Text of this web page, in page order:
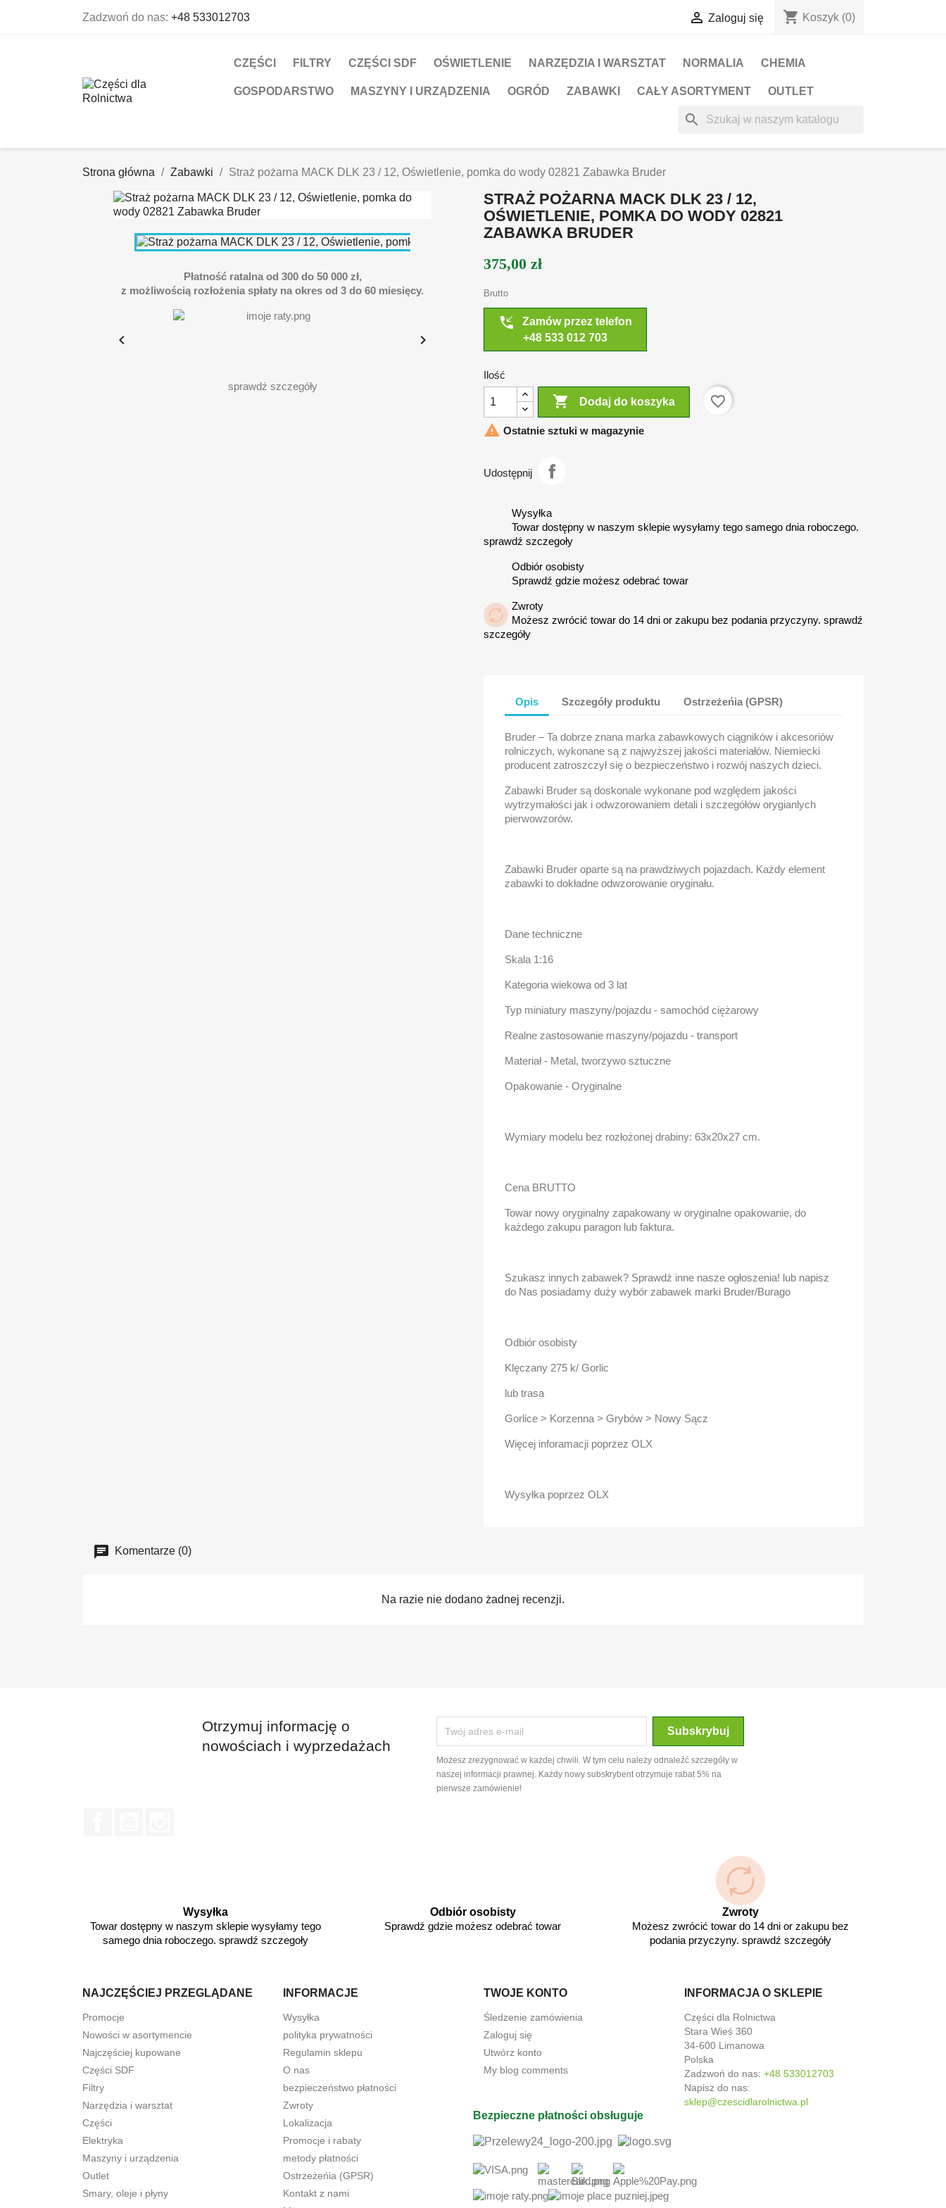
Zadzwoń do nas: +48 533012703  Zaloguj się shopping_cart Koszyk (0)
CZĘŚCI FILTRY CZĘŚCI SDF OŚWIETLENIE NARZĘDZIA I WARSZTAT NORMALIA CHEMIA
GOSPODARSTWO MASZYNY I URZĄDZENIA OGRÓD ZABAWKI CAŁY ASORTYMENT OUTLET
search
Strona główna Zabawki Straż pożarna MACK DLK 23 / 12, Oświetlenie, pomka do wody 02821 Zabawka Bruder
Płatność ratalna od 300 do 50 000 zł,
z możliwością rozłożenia spłaty na okres od 3 do 60 miesięcy.
sprawdź szczegóły
 
STRAŻ POŻARNA MACK DLK 23 / 12,
OŚWIETLENIE, POMKA DO WODY 02821
ZABAWKA BRUDER
375,00 zł
Brutto
phone_callback
Zamów przez telefon
+48 533 012 703
Ilość
 Dodaj do koszyka
favorite_border
 Ostatnie sztuki w magazynie
Udostępnij
Wysyłka
Towar dostępny w naszym sklepie wysyłamy tego samego dnia roboczego.
sprawdź szczegoły
Odbiór osobisty
Sprawdź gdzie możesz odebrać towar
Zwroty
Możesz zwrócić towar do 14 dni or zakupu bez podania przyczyny. sprawdź
szczegóły
Opis Szczegóły produktu Ostrzeżeńia (GPSR)
Bruder – Ta dobrze znana marka zabawkowych ciągników i akcesoriów
rolniczych, wykonane są z najwyższej jakości materiałów. Niemiecki
producent zatroszczył się o bezpieczeństwo i rozwój naszych dzieci.
Zabawki Bruder są doskonale wykonane pod względem jakości
wytrzymałości jak i odwzorowaniem detali i szczegółów orygianlych
pierwowzorów.
Zabawki Bruder oparte są na prawdziwych pojazdach. Każdy element
zabawki to dokładne odwzorowanie oryginału.
Dane techniczne
Skala 1:16
Kategoria wiekowa od 3 lat
Typ miniatury maszyny/pojazdu - samochód ciężarowy
Realne zastosowanie maszyny/pojazdu - transport
Materiał - Metal, tworzywo sztuczne
Opakowanie - Oryginalne
Wymiary modelu bez rozłożonej drabiny: 63x20x27 cm.
Cena BRUTTO
Towar nowy oryginalny zapakowany w oryginalne opakowanie, do
każdego zakupu paragon lub faktura.
Szukasz innych zabawek? Sprawdź inne nasze ogłoszenia! lub napisz
do Nas posiadamy duży wybór zabawek marki Bruder/Burago
Odbiór osobisty
Klęczany 275 k/ Gorlic
lub trasa
Gorlice > Korzenna > Grybów > Nowy Sącz
Więcej inforamacji poprzez OLX
Wysyłka poprzez OLX
Komentarze (0)
Na razie nie dodano żadnej recenzji.
Otrzymuj informację o
nowościach i wyprzedażach
Możesz zrezygnować w każdej chwili. W tym celu należy odnaleźć szczegóły w
naszej informacji prawnej. Każdy nowy subskrybent otrzymuje rabat 5% na
pierwsze zamówienie!
Wysyłka
Towar dostępny w naszym sklepie wysyłamy tego
samego dnia roboczego. sprawdź szczegoły
Odbiór osobisty
Sprawdź gdzie możesz odebrać towar
Zwroty
Możesz zwrócić towar do 14 dni or zakupu bez
podania przyczyny. sprawdź szczegóły
NAJCZĘŚCIEJ PRZEGLĄDANE
Promocje
Nowości w asortymencie
Najczęściej kupowane
Części SDF
Filtry
Narzędzia i warsztat
Części
Elektryka
Maszyny i urządzenia
Outlet
Smary, oleje i płyny
INFORMACJE
Wysyłka
polityka prywatności
Regulamin sklepu
O nas
bezpieczeństwo płatności
Zwroty
Lokalizacja
Promocje i rabaty
metody płatności
Ostrzeżeńia (GPSR)
Kontakt z nami
TWOJE KONTO
Śledzenie zamówienia
Zaloguj się
Utwórz konto
My blog comments
INFORMACJA O SKLEPIE
Części dla Rolnictwa
Stara Wieś 360
34-600 Limanowa
Polska
Zadzwoń do nas: +48 533012703
Napisz do nas:
sklep@czescidlarolnictwa.pl
Bezpieczne płatności obsługuje